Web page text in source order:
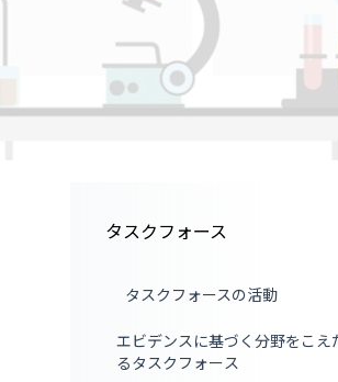
タスクフォース
タスクフォースの活動
エビデンスに基づく分野をこえ
るタスクフォース